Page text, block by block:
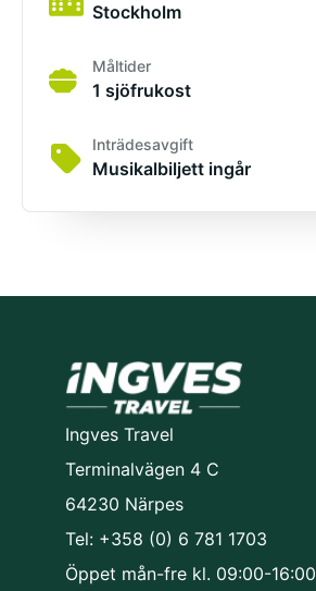
Stockholm
Måltider
1 sjöfrukost
Inträdesavgift
Musikalbiljett ingår
Ingves Travel
Terminalvägen 4 C
64230 Närpes
Tel: +358 (0) 6 781 1703
Öppet mån-fre kl. 09:00-16:00